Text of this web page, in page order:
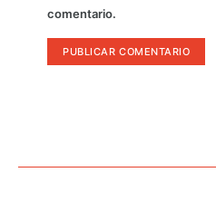
comentario.